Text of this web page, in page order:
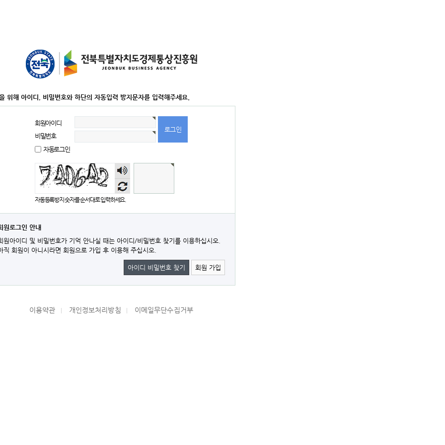
위해 아이디, 비밀번호와 하단의 자동입력 방지문자를 입력해주세요.
회원아이디
비밀번호
자동로그인
숫자
음성
듣기
자동등록방지 숫자를 순서대로 입력하세요.
원로그인 안내
원아이디 및 비밀번호가 기억 안나실 때는 아이디/비밀번호 찾기를 이용하십시오.
직 회원이 아니시라면 회원으로 가입 후 이용해 주십시오.
아이디 비밀번호 찾기 회원 가입
이용약관 개인정보처리방침 이메일무단수집거부